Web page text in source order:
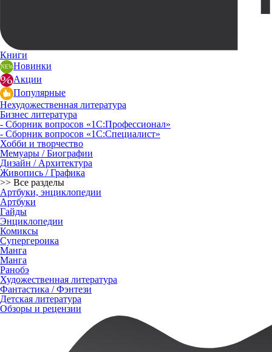
Книги
Новинки
Акции
Популярные
Нехудожественная литература
Бизнес литература
- Сборник вопросов «1С:Профессионал»
- Сборник вопросов «1С:Специалист»
Хобби и творчество
Мемуары / Биографии
Дизайн / Архитектура
Живопись / Графика
>> Все разделы
Артбуки, энциклопедии
Артбуки
Гайды
Энциклопедии
Комиксы
Супергероика
Манга
Манга
Ранобэ
Художественная литература
Фантастика / Фэнтези
Детская литература
Обзоры и рецензии